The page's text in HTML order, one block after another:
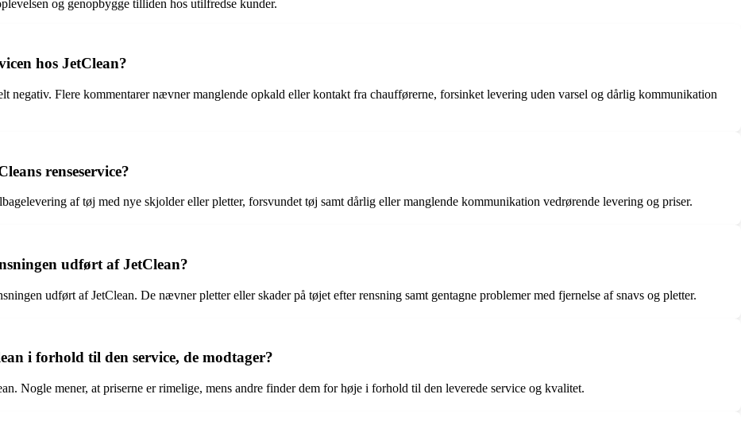
og genopbygge tilliden hos utilfredse kunder.
hos JetClean?
negativ. Flere kommentarer nævner manglende opkald eller kontakt fra chaufførerne, forsinket levering uden varsel og dårlig kommunikation
renseservice?
af tøj med nye skjolder eller pletter, forsvundet tøj samt dårlig eller manglende kommunikation vedrørende levering og priser.
udført af JetClean?
udført af JetClean. De nævner pletter eller skader på tøjet efter rensning samt gentagne problemer med fjernelse af snavs og pletter.
i forhold til den service, de modtager?
Nogle mener, at priserne er rimelige, mens andre finder dem for høje i forhold til den leverede service og kvalitet.